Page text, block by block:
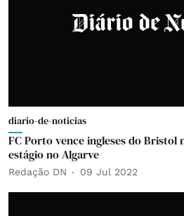
diario-de-noticias
FC Porto vence ingleses do
estágio no Algarve
Redação DN 09 Jul 2022